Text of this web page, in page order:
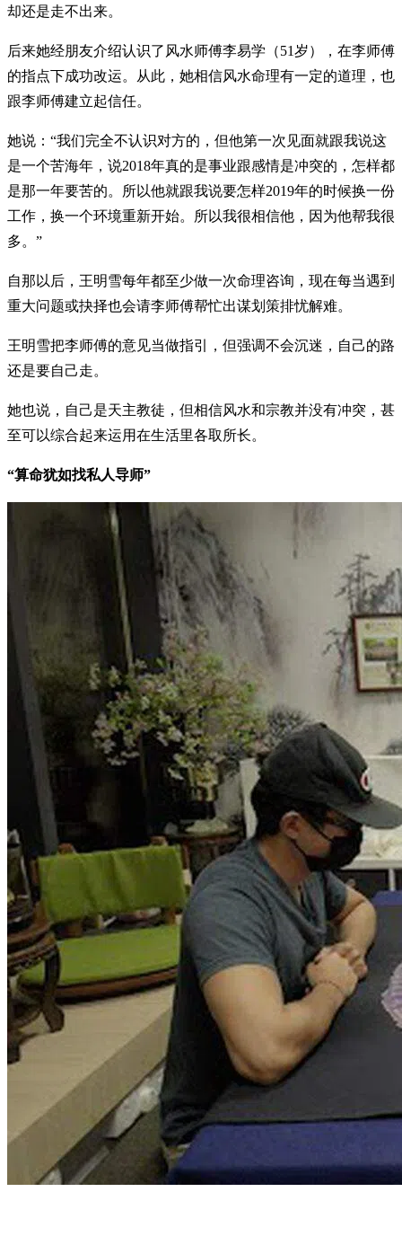
却还是走不出来。
后来她经朋友介绍认识了风水师傅李易学（51岁），在李师傅
的指点下成功改运。从此，她相信风水命理有一定的道理，也
跟李师傅建立起信任。
她说：“我们完全不认识对方的，但他第一次见面就跟我说这
是一个苦海年，说2018年真的是事业跟感情是冲突的，怎样都
是那一年要苦的。所以他就跟我说要怎样2019年的时候换一份
工作，换一个环境重新开始。所以我很相信他，因为他帮我很
多。”
自那以后，王明雪每年都至少做一次命理咨询，现在每当遇到
重大问题或抉择也会请李师傅帮忙出谋划策排忧解难。
王明雪把李师傅的意见当做指引，但强调不会沉迷，自己的路
还是要自己走。
她也说，自己是天主教徒，但相信风水和宗教并没有冲突，甚
至可以综合起来运用在生活里各取所长。
“算命犹如找私人导师”